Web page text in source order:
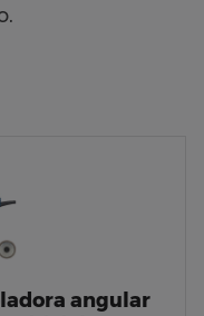
angular